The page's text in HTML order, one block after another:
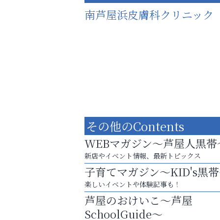
南芦屋浜皮膚科クリニック
お子さまにも大人にも、優しく寄り添う
OTTO南芦屋浜皮膚科クリニック、開院！
アクイール芦屋店
その他のContents
WEBマガジン～芦屋人黒帯
新店やイベント情報、最新トピックス
子育てマガジン～KID's黒
楽しいイベントや体験記事も！
芦屋のおけいこ～芦屋
SchoolGuide～